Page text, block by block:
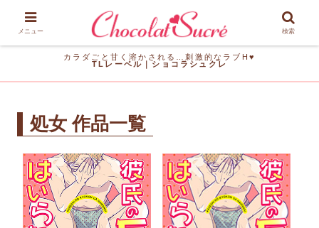
カラダごと甘く溶かされる…刺激的なラブH♥
TLレーベル｜ショコラシュクレ
処女 作品一覧
メニュー 検索